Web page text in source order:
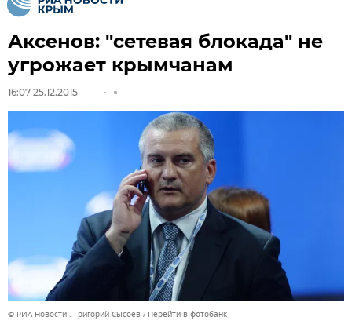
Аксенов: "сетевая блокада" не
угрожает крымчанам
16:07 25.12.2015
© РИА Новости . Григорий Сысоев Перейти в фотобанк